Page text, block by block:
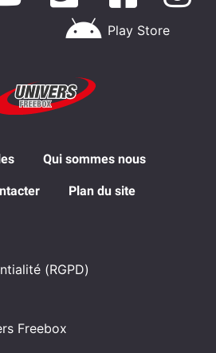
Play Store
Qui sommes nous
Plan du site
(RGPD)
Freebox